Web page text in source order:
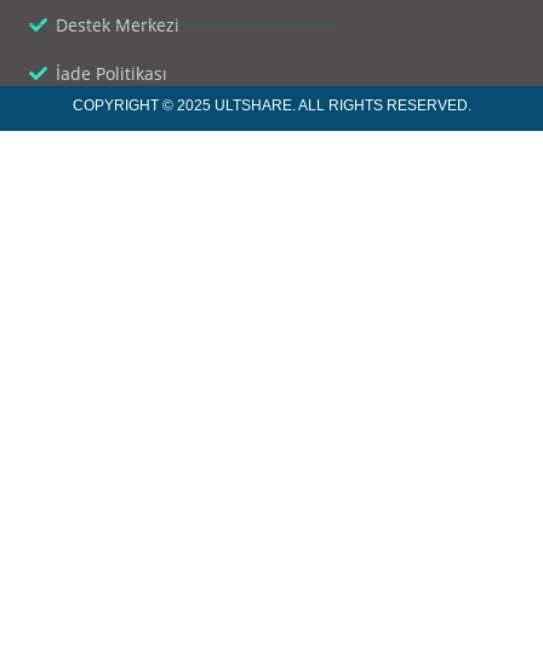
Destek Merkezi
İade Politikası
COPYRIGHT © 2025 ULTSHARE. ALL RIGHTS RESERVED.